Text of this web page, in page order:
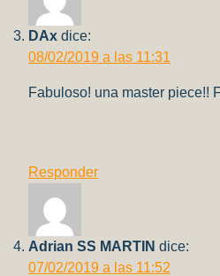
DAx dice:
08/02/2019 a las 11:31
Fabuloso! una master piece!!
Responder
Adrian SS MARTIN dice:
07/02/2019 a las 11:52